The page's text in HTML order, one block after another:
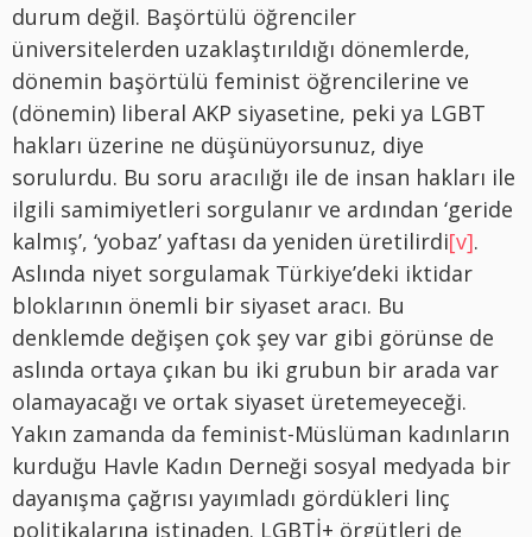
durum değil. Başörtülü öğrenciler
üniversitelerden uzaklaştırıldığı dönemlerde,
dönemin başörtülü feminist öğrencilerine ve
(dönemin) liberal AKP siyasetine, peki ya LGBT
hakları üzerine ne düşünüyorsunuz, diye
sorulurdu. Bu soru aracılığı ile de insan hakları ile
ilgili samimiyetleri sorgulanır ve ardından ‘geride
kalmış’, ‘yobaz’ yaftası da yeniden üretilirdi[v].
Aslında niyet sorgulamak Türkiye’deki iktidar
bloklarının önemli bir siyaset aracı. Bu
denklemde değişen çok şey var gibi görünse de
aslında ortaya çıkan bu iki grubun bir arada var
olamayacağı ve ortak siyaset üretemeyeceği.
Yakın zamanda da feminist-Müslüman kadınların
kurduğu Havle Kadın Derneği sosyal medyada bir
dayanışma çağrısı yayımladı gördükleri linç
politikalarına istinaden. LGBTİ+ örgütleri de